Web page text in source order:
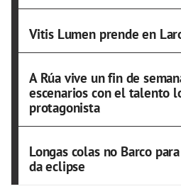
Vitis Lumen prende en
A Rúa vive un fin de
escenarios con el talento
protagonista
Longas colas no Barco
da eclipse